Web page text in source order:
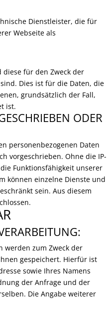
Dienstleister, die für
Webseite als
diese für den Zweck der
Dies ist für die Daten, die
grundsätzlich der Fall,
ist.
ODER
personenbezogenen Daten
vorgeschrieben. Ohne die IP-
Funktionsfähigkeit unserer
können einzelne Dienste und
sein. Aus diesem
werden zum Zweck der
gespeichert. Hierfür ist
sowie Ihres Namens
der Anfrage und der
Die Angabe weiterer